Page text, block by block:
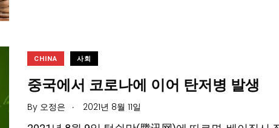
CHINA 사회
중국에서 코로나에 이어 탄저병 발생
By 오정은 . 2021년 8월 11일